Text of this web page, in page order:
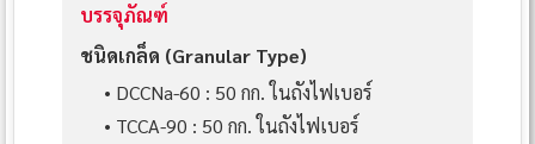
บรรจุภัณฑ์
ชนิดเกล็ด (Granular Type)
• DCCNa-60 : 50 กก. ในถังไฟเบอร์
• TCCA-90 : 50 กก. ในถังไฟเบอร์